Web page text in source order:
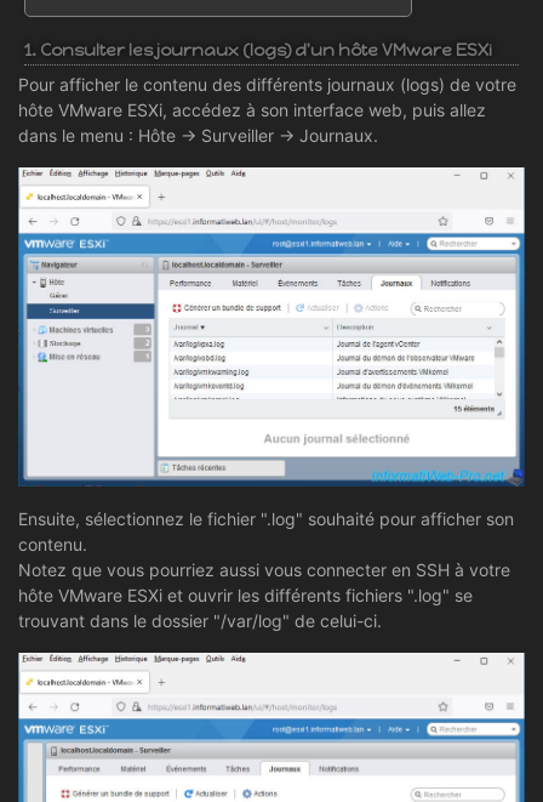
1. Consulter les journaux (logs) d'un hôte VMware ESXi
Pour afficher le contenu des différents journaux (logs) de votre
hôte VMware ESXi, accédez à son interface web, puis allez
dans le menu : Hôte -> Surveiller -> Journaux.
Ensuite, sélectionnez le fichier ".log" souhaité pour afficher son
contenu.
Notez que vous pourriez aussi vous connecter en SSH à votre
hôte VMware ESXi et ouvrir les différents fichiers ".log" se
trouvant dans le dossier "/var/log" de celui-ci.